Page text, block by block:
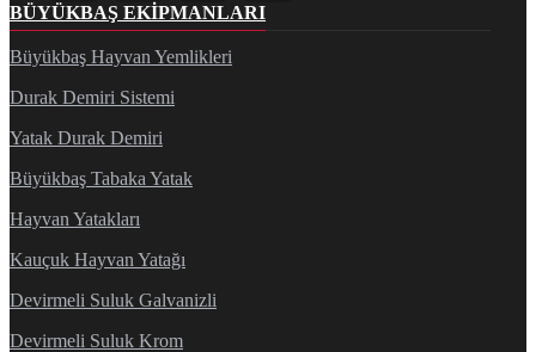
BÜYÜKBAŞ EKIPMANLARI
Büyükbaş Hayvan Yemlikleri
Durak Demiri Sistemi
Yatak Durak Demiri
Büyükbaş Tabaka Yatak
Hayvan Yatakları
Kauçuk Hayvan Yatağı
Devirmeli Suluk Galvanizli
Devirmeli Suluk Krom